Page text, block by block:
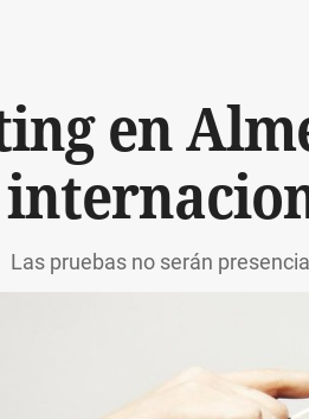
en
Las pruebas no serán